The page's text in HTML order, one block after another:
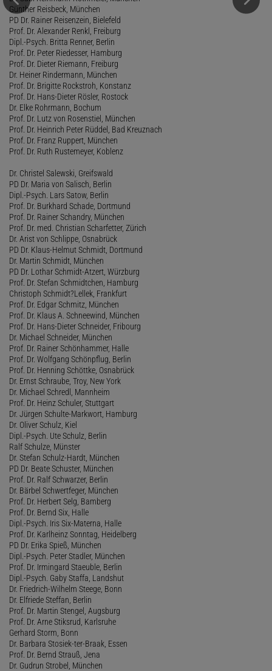
Günther Reisbeck, München
PD Dr. Rainer Reisenzein, Bielefeld
Prof. Dr. Alexander Renkl, Freiburg
Dipl.-Psych. Britta Renner, Berlin
Prof. Dr. Peter Riedesser, Hamburg
Prof. Dr. Dieter Riemann, Freiburg
Dr. Heiner Rindermann, München
Prof. Dr. Brigitte Rockstroh, Konstanz
Prof. Dr. Hans-Dieter Rösler, Rostock
Dr. Elke Rohrmann, Bochum
Prof. Dr. Lutz von Rosenstiel, München
Prof. Dr. Heinrich Peter Rüddel, Bad Kreuznach
Prof. Dr. Franz Ruppert, München
Prof. Dr. Ruth Rustemeyer, Koblenz
Dr. Christel Salewski, Greifswald
PD Dr. Maria von Salisch, Berlin
Dipl.-Psych. Lars Satow, Berlin
Prof. Dr. Burkhard Schade, Dortmund
Prof. Dr. Rainer Schandry, München
Prof. Dr. med. Christian Scharfetter, Zürich
Dr. Arist von Schlippe, Osnabrück
PD Dr. Klaus-Helmut Schmidt, Dortmund
Dr. Martin Schmidt, München
PD Dr. Lothar Schmidt-Atzert, Würzburg
Prof. Dr. Stefan Schmidtchen, Hamburg
Christoph Schmidt?Lellek, Frankfurt
Prof. Dr. Edgar Schmitz, München
Prof. Dr. Klaus A. Schneewind, München
Prof. Dr. Hans-Dieter Schneider, Fribourg
Dr. Michael Schneider, München
Prof. Dr. Rainer Schönhammer, Halle
Prof. Dr. Wolfgang Schönpflug, Berlin
Prof. Dr. Henning Schöttke, Osnabrück
Dr. Ernst Schraube, Troy, New York
Dr. Michael Schredl, Mannheim
Prof. Dr. Heinz Schuler, Stuttgart
Dr. Jürgen Schulte-Markwort, Hamburg
Dr. Oliver Schulz, Kiel
Dipl.-Psych. Ute Schulz, Berlin
Ralf Schulze, Münster
Dr. Stefan Schulz-Hardt, München
PD Dr. Beate Schuster, München
Prof. Dr. Ralf Schwarzer, Berlin
Dr. Bärbel Schwertfeger, München
Prof. Dr. Herbert Selg, Bamberg
Prof. Dr. Bernd Six, Halle
Dipl.-Psych. Iris Six-Materna, Halle
Prof. Dr. Karlheinz Sonntag, Heidelberg
PD Dr. Erika Spieß, München
Dipl.-Psych. Peter Stadler, München
Prof. Dr. Irmingard Staeuble, Berlin
Dipl.-Psych. Gaby Staffa, Landshut
Dr. Friedrich-Wilhelm Steege, Bonn
Dr. Elfriede Steffan, Berlin
Prof. Dr. Martin Stengel, Augsburg
Prof. Dr. Arne Stiksrud, Karlsruhe
Gerhard Storm, Bonn
Dr. Barbara Stosiek-ter-Braak, Essen
Prof. Dr. Bernd Strauß, Jena
Dr. Gudrun Strobel, München